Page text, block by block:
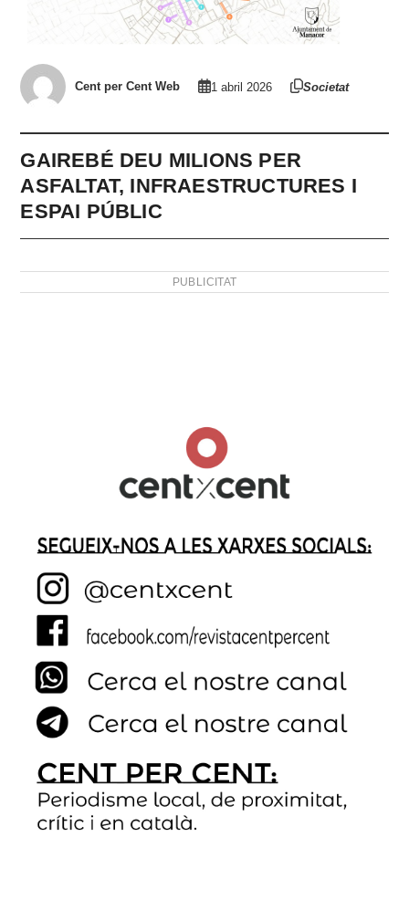
Cent per Cent Web 1 abril 2026 Societat
GAIREBÉ DEU MILIONS PER
ASFALTAT, INFRAESTRUCTURES I
ESPAI PÚBLIC
PUBLICITAT